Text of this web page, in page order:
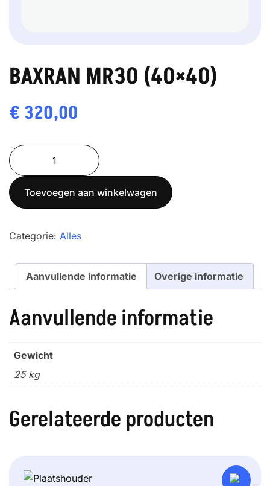
BAXRAN MR30 (40×40)
€ 320,00
BAXRAN
MR30
(40x40)
aantal
Toevoegen aan winkelwagen
Categorie: Alles
Aanvullende informatie Overige informatie
Aanvullende informatie
Gewicht
25 kg
Gerelateerde producten